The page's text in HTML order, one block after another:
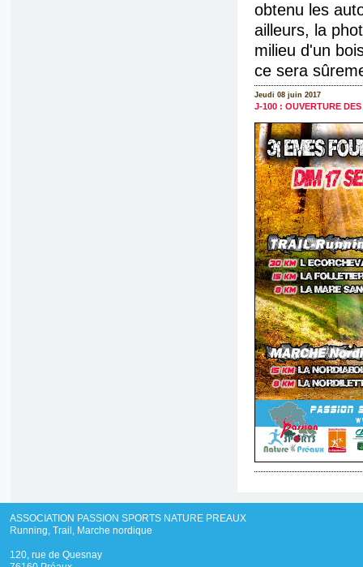
obtenu les
ailleurs, la
milieu d'un
ce sera
Jeudi 08 juin 2017
J-100 : OUVERTURE
ASSOCIATION PASSION SPORTS NATURE PREAUX
Running, Trail, Marche nordique
120, rue de Quesnay